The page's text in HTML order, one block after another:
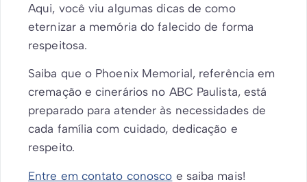
Aqui, você viu algumas dicas de como
eternizar a memória do falecido de forma
respeitosa.
Saiba que o Phoenix Memorial, referência em
cremação e cinerários no ABC Paulista, está
preparado para atender às necessidades de
cada família com cuidado, dedicação e
respeito.
Entre em contato conosco e saiba mais!